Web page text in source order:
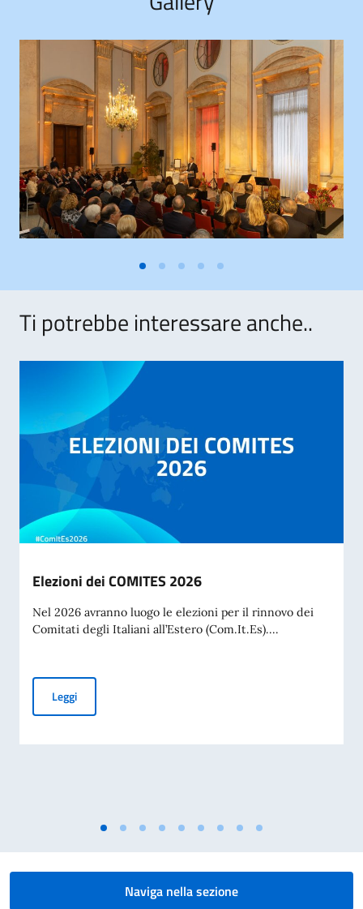
Ti potrebbe interessare anche..
Elezioni dei COMITES 2026
Nel 2026 avranno luogo le elezioni per il rinnovo dei
Comitati degli Italiani all’Estero (Com.It.Es)....
LeggiElezioni dei COMITES 2026
Naviga nella sezione